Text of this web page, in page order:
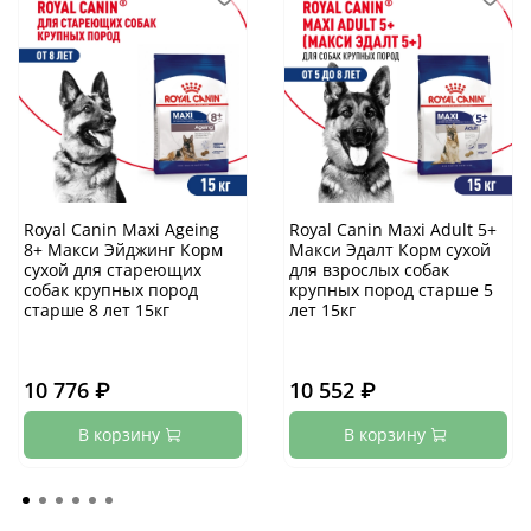
Royal Canin Maxi Ageing
8+ Макси Эйджинг Корм
сухой для стареющих
собак крупных пород
старше 8 лет 15кг
10 776 ₽
В корзину
Royal Canin Maxi Adult 5+
Макси Эдалт Корм сухой
для взрослых собак
крупных пород старше 5
лет 15кг
10 552 ₽
В корзину